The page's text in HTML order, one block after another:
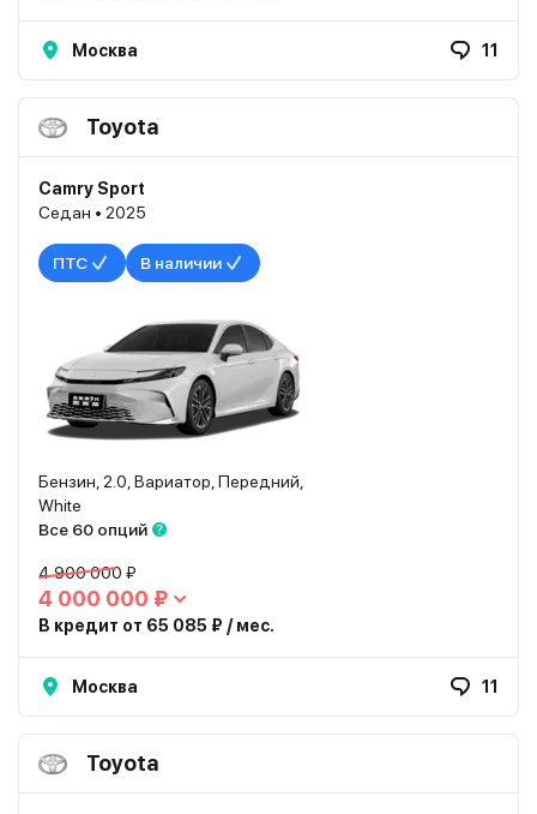
Москва 11
Toyota
Camry Sport
Седан • 2025
ПТС В наличии
Бензин, 2.0, Вариатор, Передний,
White
Все 60 опций
4 900 000 ₽
4 000 000 ₽
В кредит от 65 085 ₽ / мес.
Москва 11
Toyota